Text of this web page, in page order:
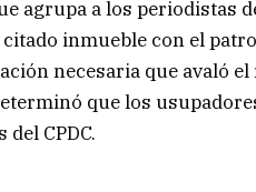
agrupa a los periodistas
inmueble con el
necesaria que avaló
que los
CPDC.